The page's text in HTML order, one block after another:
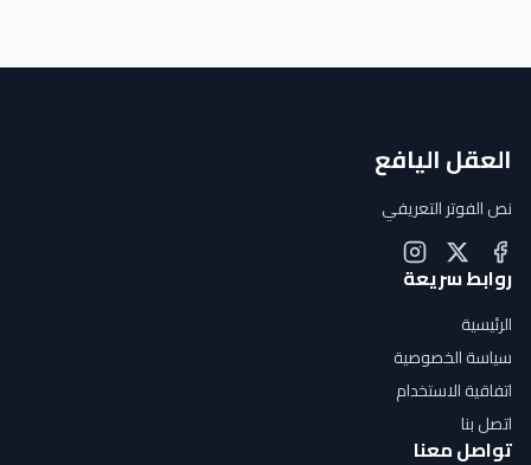
العقل اليافع
نص الفوتر التعريفي
روابط سريعة
الرئيسية
سياسة الخصوصية
اتفاقية الاستخدام
اتصل بنا
تواصل معنا